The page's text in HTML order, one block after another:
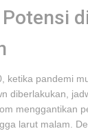
ketika pandemi
diberlakukan,
menggantikan
larut malam.